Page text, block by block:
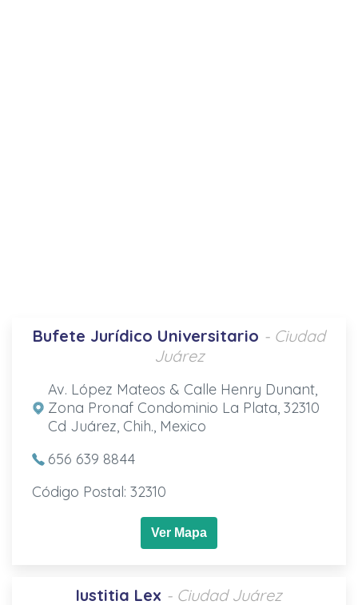
Bufete Jurídico Universitario - Ciudad
Juárez
Av. López Mateos & Calle Henry Dunant,
Zona Pronaf Condominio La Plata, 32310
Cd Juárez, Chih., Mexico
656 639 8844
Código Postal: 32310
Ver Mapa
Iustitia Lex - Ciudad Juárez